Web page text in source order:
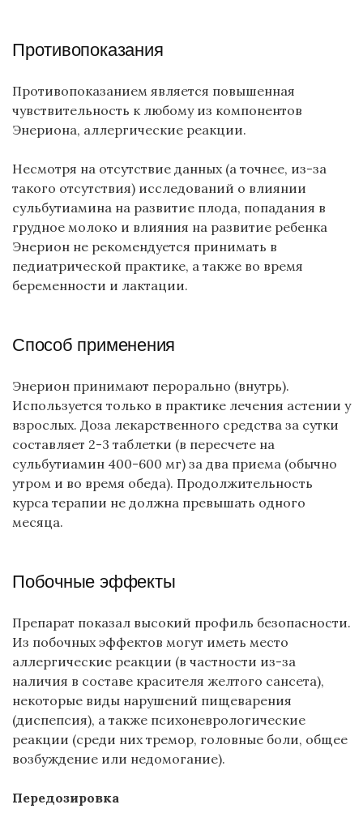
Противопоказания
Противопоказанием является повышенная
чувствительность к любому из компонентов
Энериона, аллергические реакции.
Несмотря на отсутствие данных (а точнее, из-за
такого отсутствия) исследований о влиянии
сульбутиамина на развитие плода, попадания в
грудное молоко и влияния на развитие ребенка
Энерион не рекомендуется принимать в
педиатрической практике, а также во время
беременности и лактации.
Способ применения
Энерион принимают перорально (внутрь).
Используется только в практике лечения астении у
взрослых. Доза лекарственного средства за сутки
составляет 2-3 таблетки (в пересчете на
сульбутиамин 400-600 мг) за два приема (обычно
утром и во время обеда). Продолжительность
курса терапии не должна превышать одного
месяца.
Побочные эффекты
Препарат показал высокий профиль безопасности.
Из побочных эффектов могут иметь место
аллергические реакции (в частности из-за
наличия в составе красителя желтого сансета),
некоторые виды нарушений пищеварения
(диспепсия), а также психоневрологические
реакции (среди них тремор, головные боли, общее
возбуждение или недомогание).
Передозировка